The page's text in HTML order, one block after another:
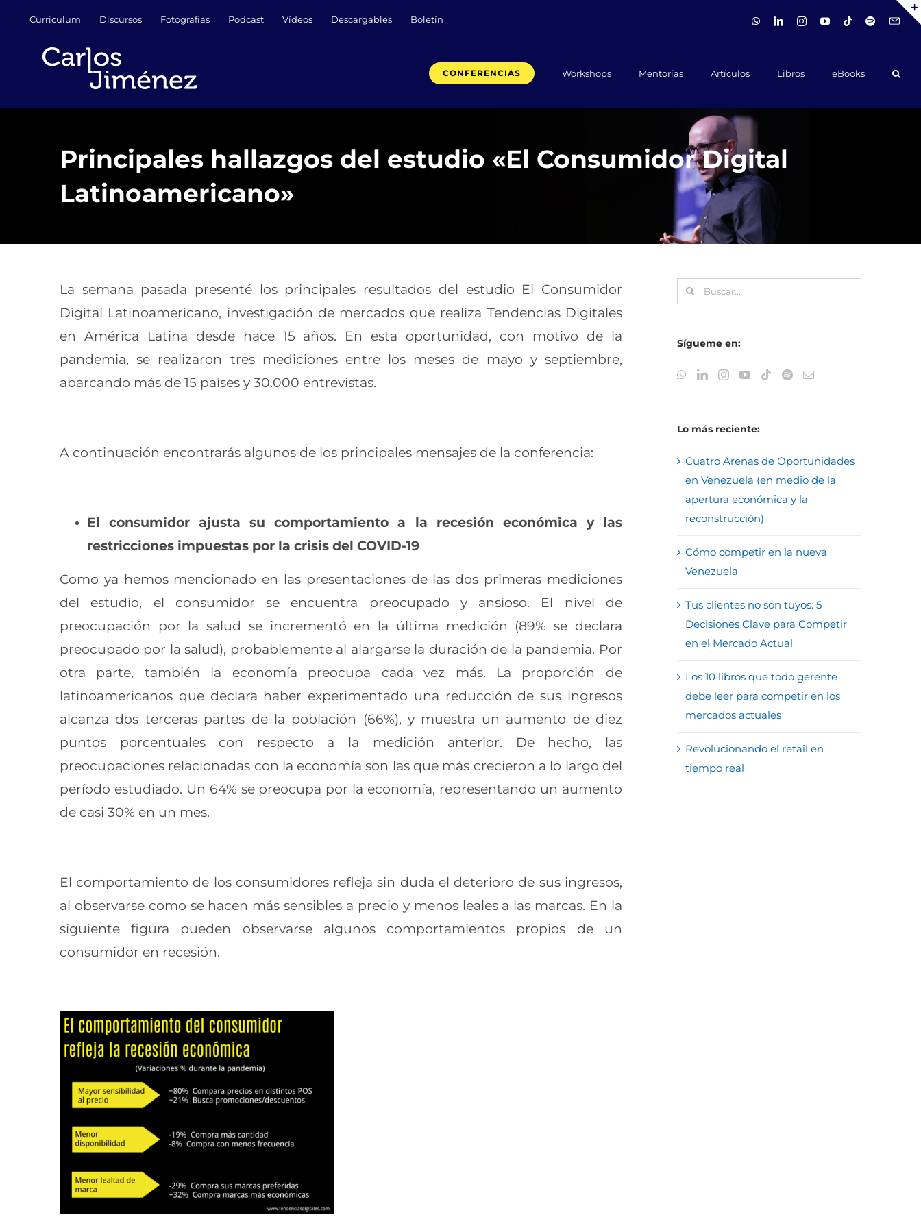
contenido
Curriculum Discursos Fotografías Podcast Vídeos Descargables Boletín WhatsApp
LinkedInInstagramYouTubeTiktokSpotify
CONFERENCIAS Workshops Mentorías Artículos Libros eBooks
Principales hallazgos del estudio «El Consumidor Digital
Latinoamericano»
La semana pasada presenté los principales resultados del estudio El Consumidor
Digital Latinoamericano, investigación de mercados que realiza Tendencias Digitales
en América Latina desde hace 15 años. En esta oportunidad, con motivo de la
pandemia, se realizaron tres mediciones entre los meses de mayo y septiembre,
abarcando más de 15 países y 30.000 entrevistas.
A continuación encontrarás algunos de los principales mensajes de la conferencia:
El consumidor ajusta su comportamiento a la recesión económica y las
restricciones impuestas por la crisis del COVID-19
Como ya hemos mencionado en las presentaciones de las dos primeras mediciones
del estudio, el consumidor se encuentra preocupado y ansioso. El nivel de
preocupación por la salud se incrementó en la última medición (89% se declara
preocupado por la salud), probablemente al alargarse la duración de la pandemia. Por
otra parte, también la economía preocupa cada vez más. La proporción de
latinoamericanos que declara haber experimentado una reducción de sus ingresos
alcanza dos terceras partes de la población (66%), y muestra un aumento de diez
puntos porcentuales con respecto a la medición anterior. De hecho, las
preocupaciones relacionadas con la economía son las que más crecieron a lo largo del
período estudiado. Un 64% se preocupa por la economía, representando un aumento
de casi 30% en un mes.
El comportamiento de los consumidores refleja sin duda el deterioro de sus ingresos,
al observarse como se hacen más sensibles a precio y menos leales a las marcas. En la
siguiente figura pueden observarse algunos comportamientos propios de un
consumidor en recesión.
Buscar:
Sígueme en:
Lo más reciente:
Cuatro Arenas de Oportunidades
en Venezuela (en medio de la
apertura económica y la
reconstrucción)
Cómo competir en la nueva
Venezuela
Tus clientes no son tuyos: 5
Decisiones Clave para Competir
en el Mercado Actual
Los 10 libros que todo gerente
debe leer para competir en los
mercados actuales
Revolucionando el retail en
tiempo real